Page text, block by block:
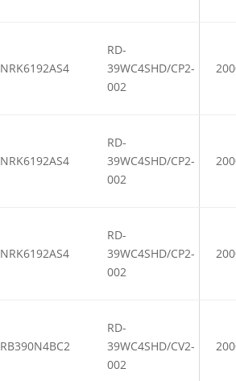
NRK6192AS4
RD-
39WC4SHD/CP2-
002
NRK6192AS4
RD-
39WC4SHD/CP2-
002
NRK6192AS4
RD-
39WC4SHD/CP2-
002
RB390N4BC2
RD-
39WC4SHD/CV2-
002